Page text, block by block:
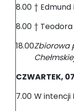
8.00 †
8.00 †
18.00Zbiorowa
CZWARTEK,
7.00 W intencji